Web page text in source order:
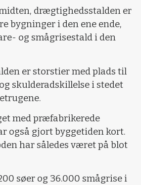
drægtighedsstalden er
bygninger i den ene ende,
og smågrisestald i den
er storstier med plads til
skulderadskillelse i stedet
med præfabrikerede
også gjort byggetiden kort.
har således været på blot
søer og 36.000 smågrise i